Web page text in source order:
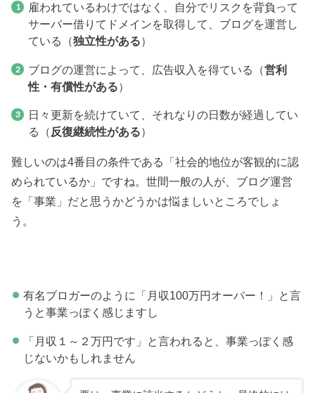
雇われているわけではなく、自分でリスクを背負って
サーバー借りてドメインを取得して、ブログを運営し
ている（独立性がある）
ブログの運営によって、広告収入を得ている（営利
性・有償性がある）
日々更新を続けていて、それなりの日数が経過してい
る（ 反復継続性がある）
難しいのは4番目の条件である「社会的地位が客観的に認
められているか」ですね。世間一般の人が、ブログ運営
を「事業」だと思うかどうかは悩ましいところでしょ
う。
有名ブロガーのように「月収100万円オーバー！」と言
うと事業っぽく感じますし
「月収１～２万円です」と言われると、事業っぽく感
じないかもしれません